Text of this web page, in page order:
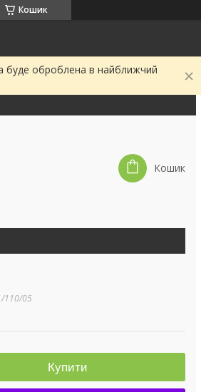
Кошик
буде оброблена в найближчий
Кошик
110/05
Купити